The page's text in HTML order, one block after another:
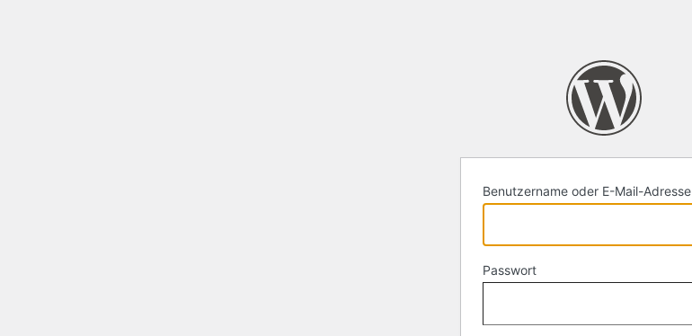
Benutzername oder E-Mail-Adresse
Passwort